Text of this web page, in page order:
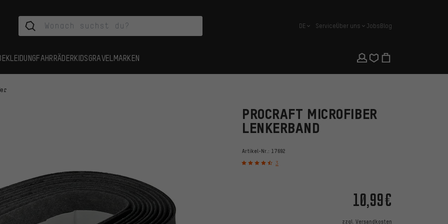
Deutsch
DE ServiceÜber uns JobsBlog
FAHRRÄDERKIDSGRAVEL MARKEN
PROCRAFT MICROFIBER
LENKERBAND
Artikel-Nr.: 17692
3
10,99€
zzgl. Versandkosten